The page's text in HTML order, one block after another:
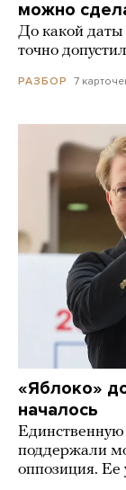
можно
До какой даты
точно
РАЗБОР 7
«Яблоко»
началось
поддержали
оппозиция. Ее